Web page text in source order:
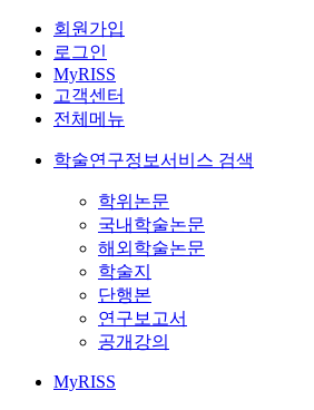
회원가입
로그인
MyRISS
고객센터
전체메뉴
학술연구정보서비스 검색
학위논문
국내학술논문
해외학술논문
학술지
단행본
연구보고서
공개강의
MyRISS